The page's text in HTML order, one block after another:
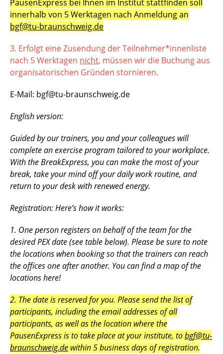
PausenExpress bei Ihnen im Institut stattfinden soll
innerhalb von 5 Werktagen nach Anmeldung an
bgf@tu-braunschweig.de
3. Erfolgt eine Zusendung der Teilnehmer*innenliste
nach 5 Werktagen nicht, müssen wir die Buchung aus
organisatorischen Gründen stornieren.
E-Mail: bgf@tu-braunschweig.de
English version:
Guided by our trainers, you and your colleagues will
complete an exercise program tailored to your workplace.
With the BreakExpress, you can make the most of your
break, take your mind off your daily work routine, and
return to your desk with renewed energy.
Registration: Here’s how it works:
1. One person registers on behalf of the team for the
desired PEX date (see table below). Please be sure to note
the locations when booking so that the trainers can reach
the offices one after another. You can find a map of the
locations here!
2. Thedateisreservedforyou. Pleasesendthelistof
participants, includingtheemailaddressesof all
participants, as wellasthelocation wherethe
PausenExpressis totakeplaceatyourinstitute, tobgf@tu-
braunschweig.de within5businessdaysofregistration.